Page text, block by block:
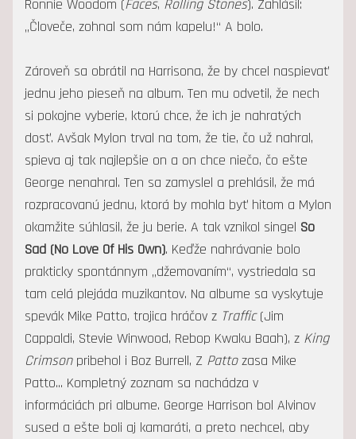
Ronnie Woodom (Faces, Rolling Stones). Zahlásil:
„Človeče, zohnal som nám kapelu!“ A bolo.
Zároveň sa obrátil na Harrisona, že by chcel naspievať
jednu jeho pieseň na album. Ten mu odvetil, že nech
si pokojne vyberie, ktorú chce, že ich je nahratých
dosť. Avšak Mylon trval na tom, že tie, čo už nahral,
spieva aj tak najlepšie on a on chce niečo, čo ešte
George nenahral. Ten sa zamyslel a prehlásil, že má
rozpracovanú jednu, ktorá by mohla byť hitom a Mylon
okamžite súhlasil, že ju berie. A tak vznikol singel So
Sad (No Love Of His Own). Keďže nahrávanie bolo
prakticky spontánnym „džemovaním“, vystriedala sa
tam celá plejáda muzikantov. Na albume sa vyskytuje
spevák Mike Patto, trojica hráčov z Traffic(Jim
Cappaldi, Stevie Winwood, Rebop Kwaku Baah), z King
Crimsonpribehol i Boz Burrell, Z Pattozasa Mike
Patto... Kompletný zoznam sa nachádza v
informáciách pri albume. George Harrison bol Alvinov
sused a ešte boli aj kamaráti, a preto nechcel, aby